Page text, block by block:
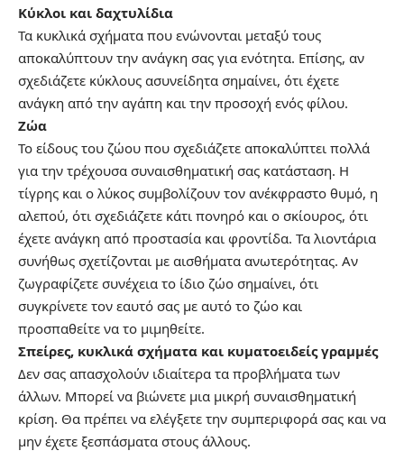
Κύκλοι και δαχτυλίδια
Τα κυκλικά σχήματα που ενώνονται μεταξύ τους
αποκαλύπτουν την ανάγκη σας για ενότητα. Επίσης, αν
σχεδιάζετε κύκλους ασυνείδητα σημαίνει, ότι έχετε
ανάγκη από την αγάπη και την προσοχή ενός φίλου.
Ζώα
Το είδους του ζώου που σχεδιάζετε αποκαλύπτει πολλά
για την τρέχουσα συναισθηματική σας κατάσταση. Η
τίγρης και ο λύκος συμβολίζουν τον ανέκφραστο θυμό, η
αλεπού, ότι σχεδιάζετε κάτι πονηρό και ο σκίουρος, ότι
έχετε ανάγκη από προστασία και φροντίδα. Τα λιοντάρια
συνήθως σχετίζονται με αισθήματα ανωτερότητας. Αν
ζωγραφίζετε συνέχεια το ίδιο ζώο σημαίνει, ότι
συγκρίνετε τον εαυτό σας με αυτό το ζώο και
προσπαθείτε να το μιμηθείτε.
Σπείρες, κυκλικά σχήματα και κυματοειδείς γραμμές
Δεν σας απασχολούν ιδιαίτερα τα προβλήματα των
άλλων. Μπορεί να βιώνετε μια μικρή συναισθηματική
κρίση. Θα πρέπει να ελέγξετε την συμπεριφορά σας και να
μην έχετε ξεσπάσματα στους άλλους.